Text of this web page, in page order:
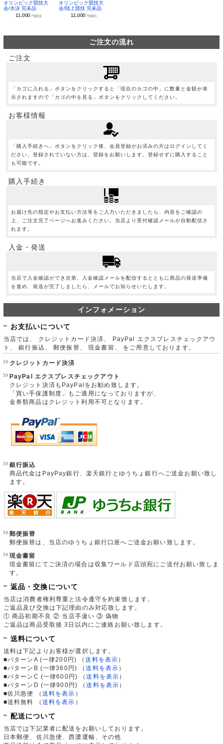
オリンピック競技大
会/水泳 完未品
11,000円(税別)
オリンピック競技大
会/陸上競技 完未品
11,000 円(税別)
ご注文の流れ
ご注文
「カゴに入れる」ボタンをクリックすると「現在のカゴの中」に数量と金額が表
示されますので「カゴの中を見る」ボタンをクリックしてください。
お客様情報
「購入手続きへ」ボタンをクリック後、会員登録がお済みの方はログインしてく
ださい。登録されていない方は、登録をお願いします。登録せずに購入すること
も可能です。
購入手続き
お届け先の指定やお支払い方法等をご入力いただきましたら、内容をご確認の
上、ご注文完了ページへお進みください。当店より受付確認メールが自動配信さ
れます。
入金・発送
当店で入金確認ができ次第、入金確認メールを配信するとともに商品の発送準備
を進め、発送が完了しましたら、メールでお知らせいたします。
インフォメーション
お支払いについて
当店では、 クレジットカード決済、 PayPal エクスプレスチェックアウ
ト、 銀行振込、 郵便振替、 現金書留、 をご用意しております。
クレジットカード決済
PayPal エクスプレスチェックアウト
クレジット決済もPayPalをお勧め致します。
「買い手保護制度」もご適用になっておりますが、
金券類商品はクレジット利用不可となります。
銀行振込
商品代金はPayPay銀行、楽天銀行とゆうちょ銀行へご送金お願い致し
ます。
郵便振替
郵便振替は、当店のゆうちょ銀行口座へご送金お願い致します。
現金書留
現金書留にてご決済の場合は収集ワールド店頭宛にご送付お願い致しま
す。
返品・交換について
当店は消費者権利尊重と法令遵守を約束致します。
ご返品及び交換は下記理由のみ対応致します。
① 商品初期不良 ② 当店手違い ③ 偽物
ご返品は商品受取後 3日以内にご連絡お願い致します。
送料について
送料は下記よりお客様が選択します。
■パターンA (一律200円)
（送料を表示 ）
■パターンB (一律360円)
（送料を表示 ）
■パターンC (一律600円)
（送料を表示 ）
■パターンD (一律900円)
（送料を表示 ）
■佐川急便
（ 送料を表示 ）
■送料無料
（ 送料を表示 ）
配送について
当店では下記業者に配送をお願いしております。
日本郵便、佐川急便、西濃運輸、その他